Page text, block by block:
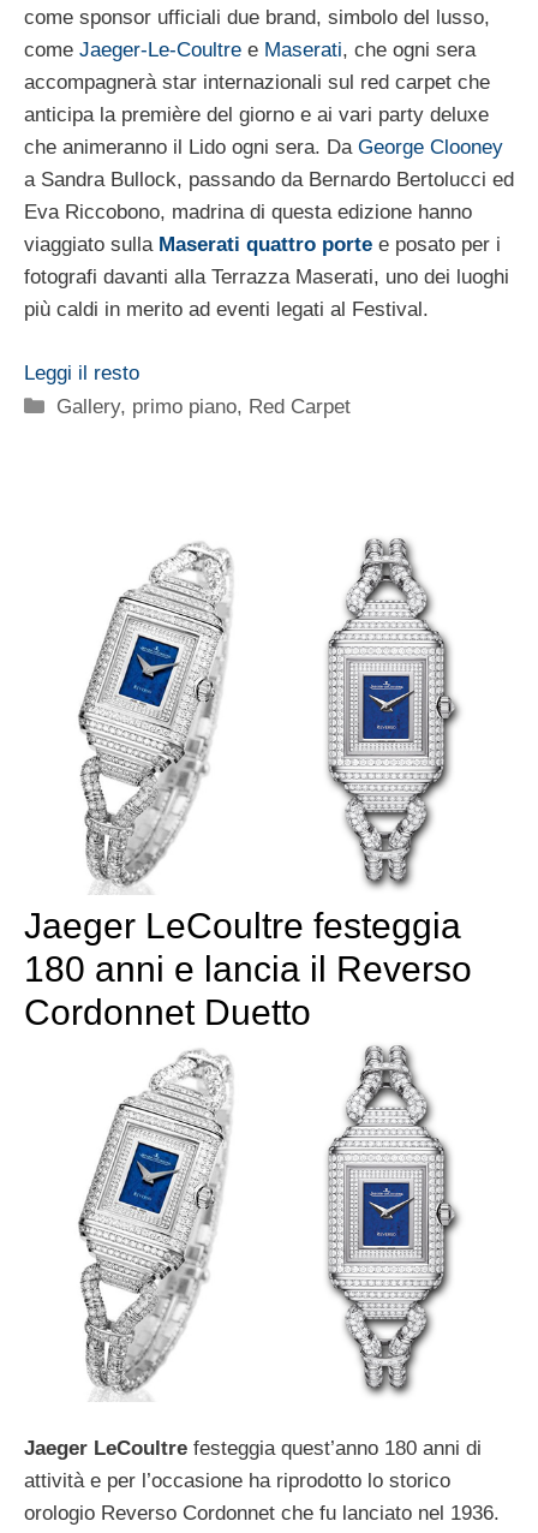
come sponsor ufficiali due brand, simbolo del lusso,
come Jaeger-Le-Coultre e Maserati, che ogni sera
accompagnerà star internazionali sul red carpet che
anticipa la première del giorno e ai vari party deluxe
che animeranno il Lido ogni sera. Da George Clooney
a Sandra Bullock, passando da Bernardo Bertolucci ed
Eva Riccobono, madrina di questa edizione hanno
viaggiato sulla Maserati quattro porte e posato per i
fotografi davanti alla Terrazza Maserati, uno dei luoghi
più caldi in merito ad eventi legati al Festival.
Leggi il resto
Categorie
Gallery, primo piano, Red Carpet
Jaeger LeCoultre festeggia
180 anni e lancia il Reverso
Cordonnet Duetto
Jaeger LeCoultre festeggia quest’anno 180 anni di
attività e per l’occasione ha riprodotto lo storico
orologio Reverso Cordonnet che fu lanciato nel 1936.